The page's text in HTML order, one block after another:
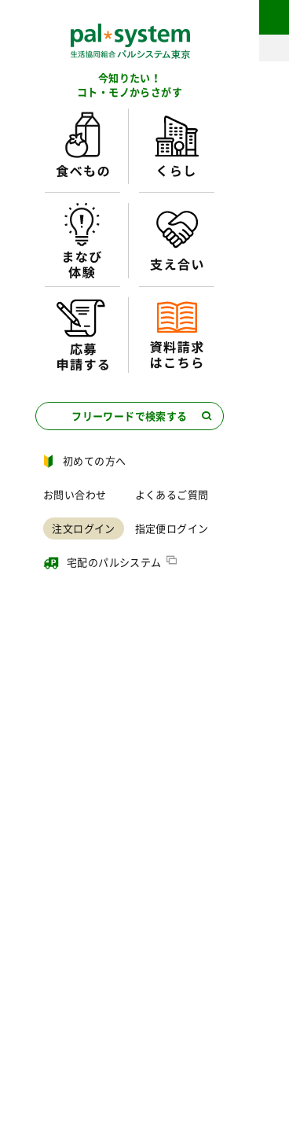
今知りたい！
コト・モノからさがす
フリーワードで検索する
初めての方へ
お問い合わせ よくあるご質問
注文ログイン 指定便ログイン
宅配のパルシステム